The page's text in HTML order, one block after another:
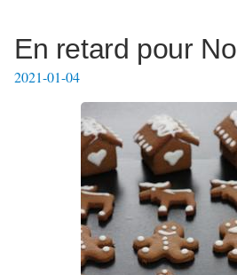
En retard pour
2021-01-04